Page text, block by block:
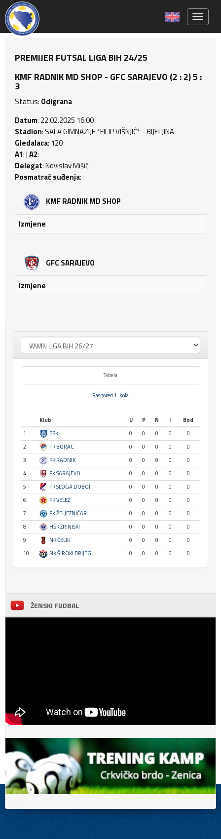
PREMIJER FUTSAL LIGA BIH 24/25
KMF RADNIK MD SHOP - GFC SARAJEVO (2 : 2) 5 :
3
Status: Odigrana
Datum: 22.02.2025 16:00
Stadion: SALA GIMNAZIJE *FILIP VIŠNJIĆ* - BIJELJINA
Gledalaca: 120
A1: |A2:
Delegat: Novislav Mišić
Posmatrač suđenja:
KMF RADNIK MD SHOP
Izmjene
GFC SARAJEVO
Izmjene
Tabela
Raspored 1. kola
Klub U P N I
Bod
1
BSK 0 0 0 0
0
2
FK BORAC 0 0 0 0
0
3
FK RADNIK 0 0 0 0
0
4
FK SARAJEVO 0 0 0 0
0
5
FK SLOGA DOBOJ 0 0 0 0
0
6
FK VELEŽ 0 0 0 0
0
7
FK ŽELJEZNIČAR 0 0 0 0
0
8
HŠK ZRINJSKI 0 0 0 0
0
9
NK ČELIK 0 0 0 0
0
10
NK ŠIROKI BRIJEG 0 0 0 0 0
ŽENSKI FUDBAL